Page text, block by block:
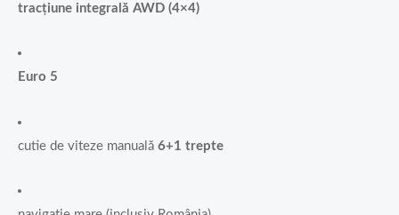
tracțiune integrală AWD (4×4)
Euro 5
cutie de viteze manuală 6+1 trepte